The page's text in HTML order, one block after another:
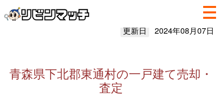
更新日 2024年08月07日
青森県下北郡東通村の一戸建て売却・
査定